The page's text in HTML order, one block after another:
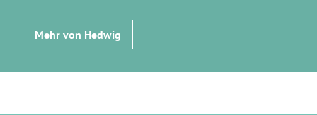
Mehr von Hedwig